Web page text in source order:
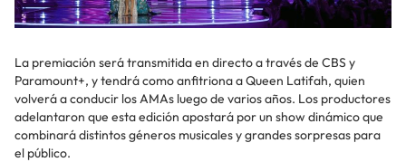
La premiación será transmitida en directo a través de CBS y
Paramount+, y tendrá como anfitriona a Queen Latifah, quien
volverá a conducir los AMAs luego de varios años. Los productores
adelantaron que esta edición apostará por un show dinámico que
combinará distintos géneros musicales y grandes sorpresas para
el público.